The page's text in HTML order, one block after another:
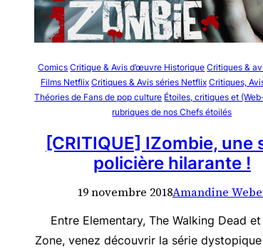
Comics Critique & Avis d’œuvre Historique Critiques &
Films Netflix Critiques & Avis séries Netflix Critiques,
Théories de Fans de pop culture Étoiles, critiques et
rubriques de nos Chefs étoilés
[CRITIQUE] IZombie, une
policière hilarante !
19 novembre 2018Amandine
Entre Elementary, The Walking Dead
Zone, venez découvrir la série